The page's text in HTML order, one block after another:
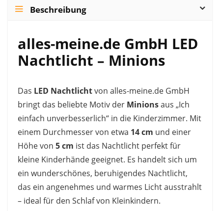
Beschreibung
alles-meine.de GmbH LED
Nachtlicht – Minions
Das LED Nachtlichtvon alles-meine.de GmbH
bringt das beliebte Motiv der Minionsaus „Ich
einfach unverbesserlich“ in die Kinderzimmer. Mit
einem Durchmesser von etwa 14 cm und einer
Höhe von 5 cm ist das Nachtlicht perfekt für
kleine Kinderhände geeignet. Es handelt sich um
ein wunderschönes, beruhigendes Nachtlicht,
das ein angenehmes und warmes Licht ausstrahlt
– ideal für den Schlaf von Kleinkindern.